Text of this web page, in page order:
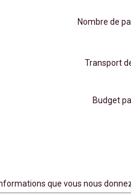
Nombre de
Transport
Budget
que vous nous